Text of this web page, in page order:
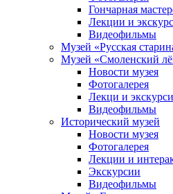
Гончарная
Лекции и
Видеофильмы
Музей «Русская
Музей «Смоленский
Новости музея
Фотогалерея
Лекци и
Видеофильмы
Исторический музей
Новости музея
Фотогалерея
Лекции и
Экскурсии
Видеофильмы